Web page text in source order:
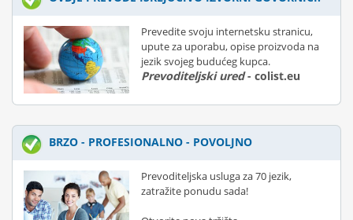
Prevedite svoju internetsku stranicu,
upute za uporabu, opise proizvoda na
jezik svojeg budućeg kupca.
Prevoditeljski ured- colist.eu
BRZO - PROFESIONALNO - POVOLJNO
Prevoditeljska usluga za 70 jezik,
zatražite ponudu sada!